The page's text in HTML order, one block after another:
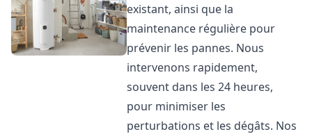
existant, ainsi que la
maintenance régulière pour
prévenir les pannes. Nous
intervenons rapidement,
souvent dans les 24 heures,
pour minimiser les
perturbations et les dégâts. Nos